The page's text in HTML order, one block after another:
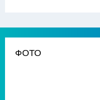
ФОТО